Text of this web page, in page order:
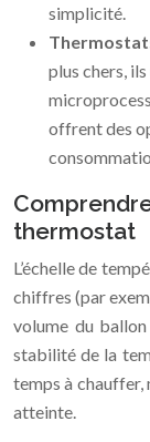
simplicité.
plus chers,
offrent des
thermostat
L’échelle de
chiffres (par
volume du
stabilité de la
temps à chauffer,
atteinte.